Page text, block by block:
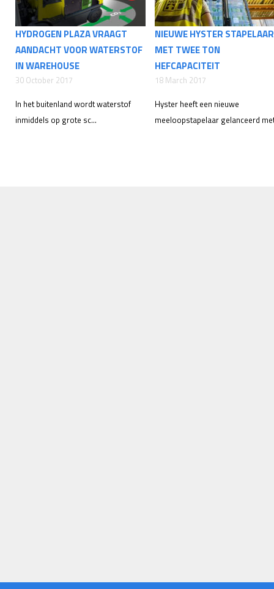
HYDROGEN PLAZA VRAAGT
AANDACHT VOOR WATERSTOF
IN WAREHOUSE
30 October 2017
In het buitenland wordt waterstof
inmiddels op grote sc...
NIEUWE HYSTER STAPELAAR
MET TWEE TON
HEFCAPACITEIT
18 March 2017
Hyster heeft een nieuwe
meeloopstapelaar gelanceerd